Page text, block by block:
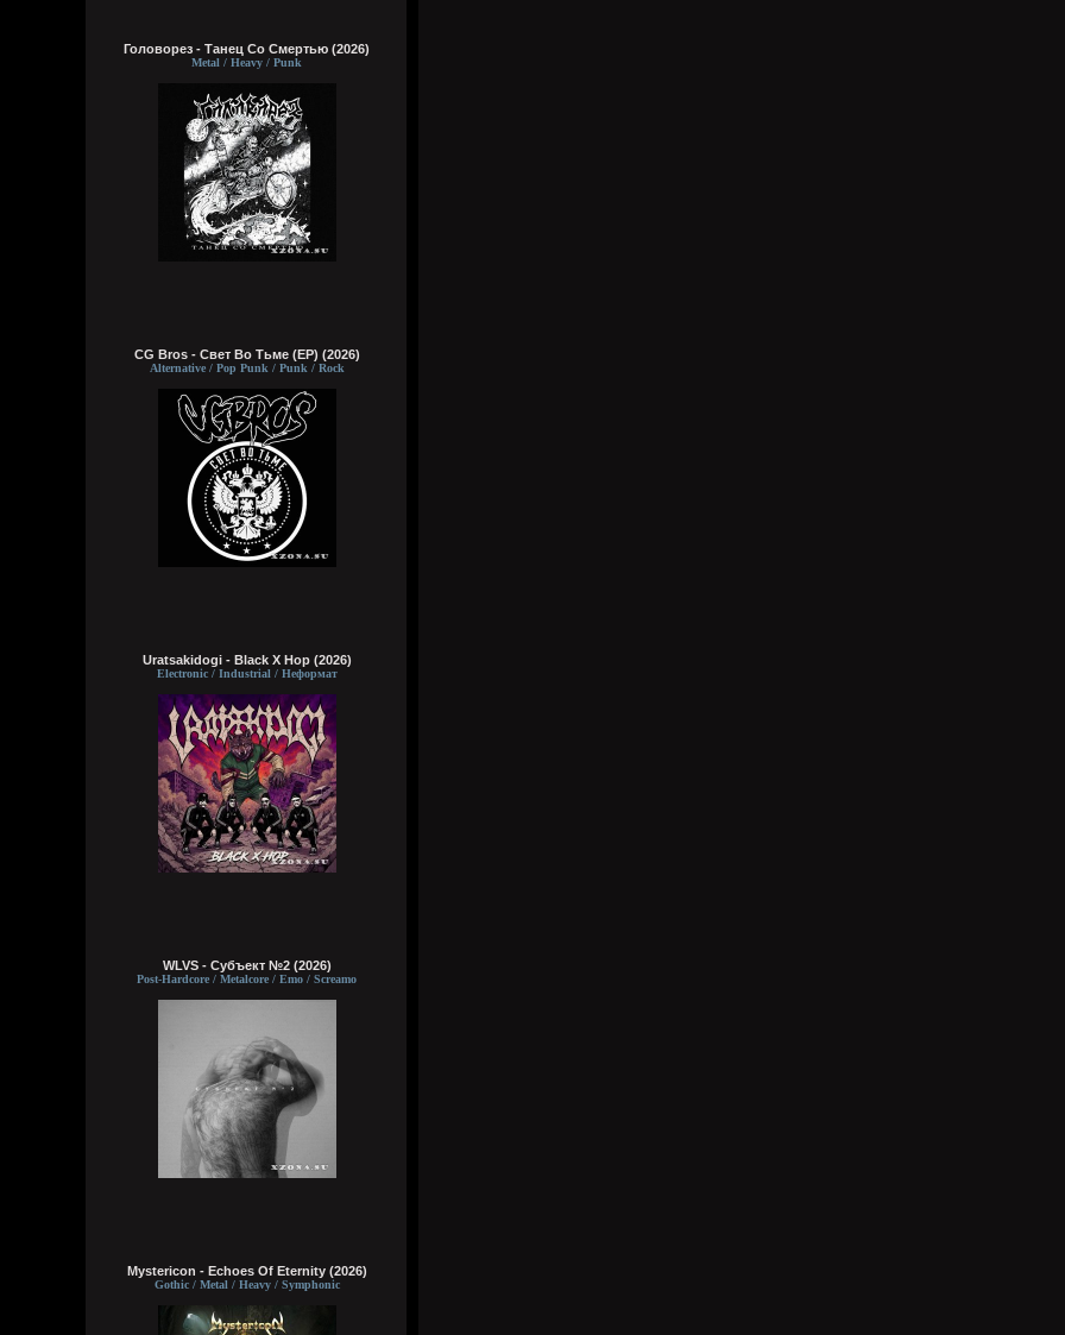
Головорез - Tанец Со Смертью (2026)
Metal / Heavy / Punk
CG Bros - Свет Во Тьме (EP) (2026)
Alternative / Pop Punk / Punk / Rock
Uratsakidogi - Black X Hop (2026)
Electronic / Industrial / Неформат
WLVS - Субъект №2 (2026)
Post-Hardcore / Metalcore / Emo / Screamo
Mystericon - Echoes Of Eternity (2026)
Gothic / Metal / Heavy / Symphonic